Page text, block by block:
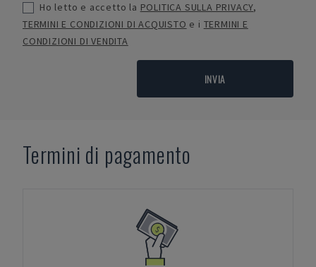
Ho letto e accetto la POLITICA SULLA PRIVACY,
TERMINI E CONDIZIONI DI ACQUISTO e i TERMINI E
CONDIZIONI DI VENDITA
INVIA
Termini di pagamento